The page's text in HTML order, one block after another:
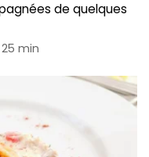
de quelques
min